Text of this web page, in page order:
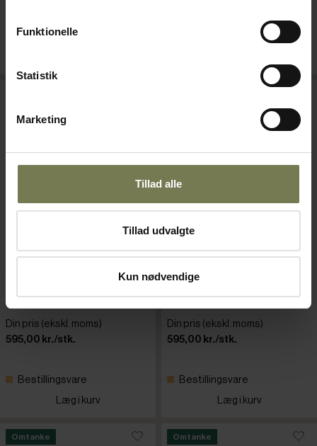
Funktionelle
Statistik
Marketing
Tillad alle
Tillad udvalgte
Kun nødvendige
Bestillingsvare
Pakker af 6 stk.
Varenr: 10364721
Din pris (ekskl. moms)
595,00 kr./stk.
Bestillingsvare
Læg i kurv
kant, Brun 450 cl, ø35 cm
Varenr: 10364720
Din pris (ekskl. moms)
595,00 kr./stk.
Bestillingsvare
Læg i kurv
Omtanke Omtanke